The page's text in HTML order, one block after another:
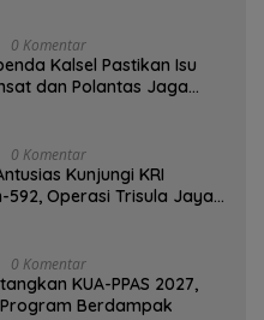
0 Komentar
Kalsel Pastikan Isu
dan Polantas Jaga
0 Komentar
Kunjungi KRI
592, Operasi Trisula Jaya
0 Komentar
KUA-PPAS 2027,
Berdampak